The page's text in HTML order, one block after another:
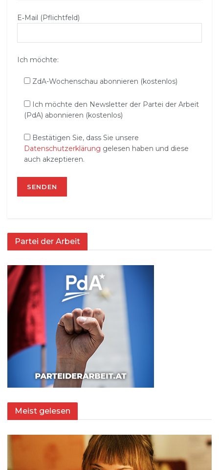
E‑Mail (Pflichtfeld)
Ich möchte:
ZdA-Wochenschau abonnieren (kostenlos)
Ich möchte den Newsletter der Partei der Arbeit
(PdA) abonnieren (kostenlos)
Bestätigen Sie, dass Sie unsere
Datenschutzerklärung gelesen haben und diese
auch akzeptieren.
Partei der Arbeit
Meist gelesen